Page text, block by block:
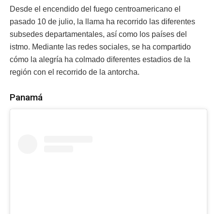
Desde el encendido del fuego centroamericano el
pasado 10 de julio, la llama ha recorrido las diferentes
subsedes departamentales, así como los países del
istmo. Mediante las redes sociales, se ha compartido
cómo la alegría ha colmado diferentes estadios de la
región con el recorrido de la antorcha.
Panamá